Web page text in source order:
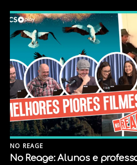
NO REAGE
No Reage: Alunos e